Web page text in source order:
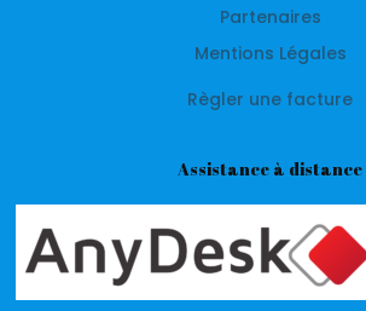
Partenaires
Mentions Légales
Règler une facture
Assistance à distance